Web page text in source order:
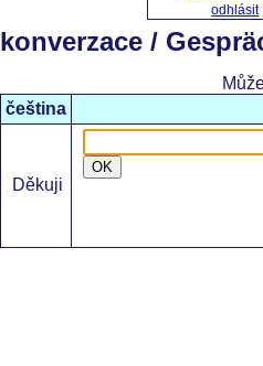
odhlásit
konverzace /
čeština
Děkuji
OK